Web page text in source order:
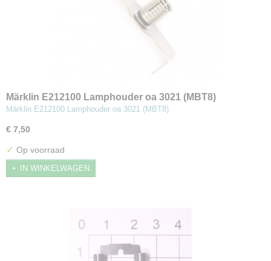
Märklin E212100 Lamphouder oa 3021 (MBT8)
Märklin E212100 Lamphouder oa 3021 (MBT8)
€ 7,50
✓ Op voorraad
IN WINKELWAGEN